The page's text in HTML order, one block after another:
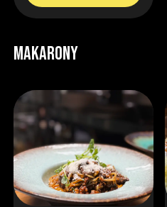
MAKARONY